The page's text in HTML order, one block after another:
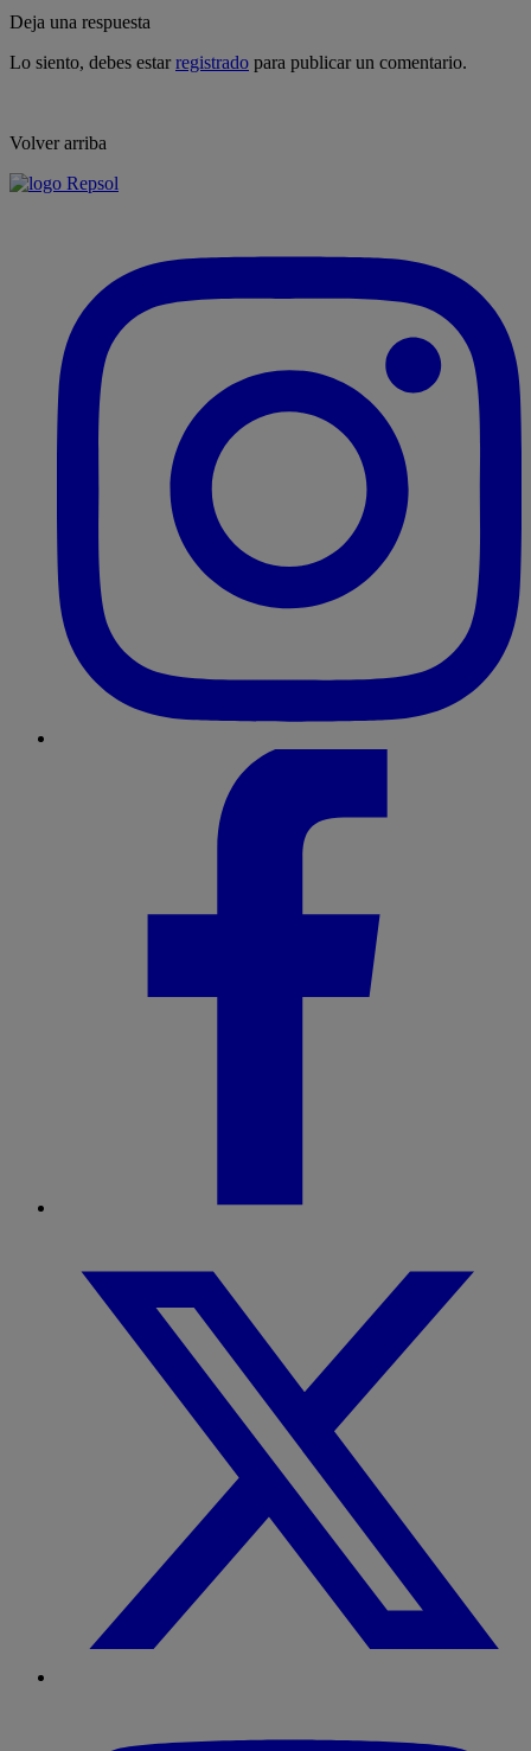
Deja una respuesta
Lo siento, debes estarregistrado para publicar un comentario.
Volver arriba